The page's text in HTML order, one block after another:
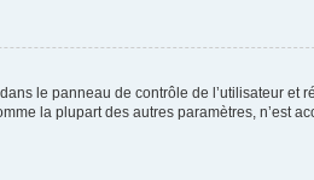
le panneau de contrôle de l’utilisateur et
la plupart des autres paramètres, n’est